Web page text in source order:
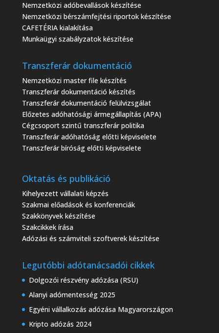
Nemzetközi adóbevallások készítése
Nemzetközi bérszámfejtési riportok készítése
CAFETÉRIA kialakítása
Munkaügyi szabályzatok készítése
Transzferár dokumentáció
Nemzetközi master file készítés
Transzferár dokumentáció készítés
Transzferár dokumentáció felülvizsgálat
Előzetes adóhatósági ármegállapítás (APA)
Cégcsoport szintű transzferár politika
Transzferár adóhatóság előtti képviselete
Transzferár bíróság előtti képviselete
Oktatás és publikáció
Kihelyezett vállalati képzés
Szakmai előadások és konferenciák
Szakkönyvek készítése
Szakcikkek írása
Adózási és számviteli szoftverek készítése
Legutóbbi adótanácsadói cikkek
Dolgozói részvény adózása (RSU)
Alanyi adómentesség 2025
Egyéni vállalkozás adózása Magyarországon
Kripto adózás 2024